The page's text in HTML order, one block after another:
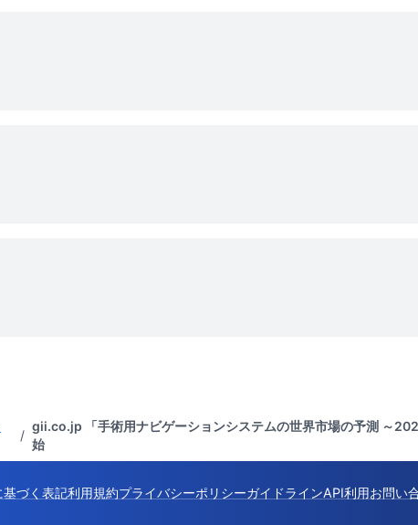
/
gii.co.jp 「手術用ナビゲーションシステムの世界市場の予測 ～
始
づく表記利用規約プライバシーポリシーガイドラインAPI利用お問い